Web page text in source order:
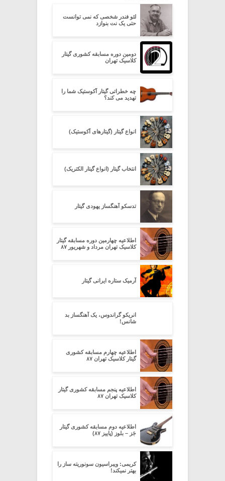
لئو فندر شخصی که نمی توانست
حتی یک نت بنوازد
دومین دوره مسابقه کشوری گیتار
کلاسیک تهران
چه خطراتی گیتار آکوستیک شما را
تهدید می کند؟
انواع گیتار (گیتارهای آکوستیک)
انتخاب گیتار (انواع گیتار الکتریک)
تدسکو آهنگساز یهودی گیتار
اطلاعیه چهارمین دوره مسابقه گیتار
کلاسیک تهران مرداد و شهریور ۸۷
آرمیک ستاره ایرانی گیتار
انریکو گراندوس، یک آهنگساز بد
شانس!
اطلاعیه چهارم مسابقه کشوری
گیتار کلاسیک تهران ۸۷
اطلاعیه پنجم مسابقه کشوری گیتار
کلاسیک تهران ۸۷
اطلاعیه دوم مسابقه کشوری گیتار
جَز – بلوز (پاییز ۸۷)
کریمی: ویبراسیون سونوریته ساز را
بهتر نمیکند!